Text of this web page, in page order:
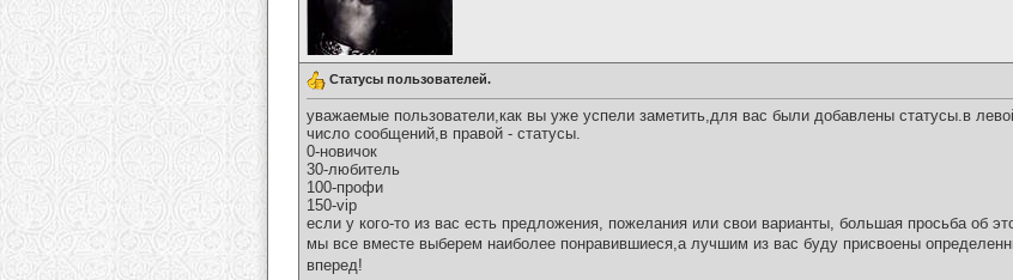
Статусы пользователей.
уважаемые пользователи,как вы уже успели заметить,для вас были добавлены статусы.в
число сообщений,в правой - статусы.
0-новичок
30-любитель
100-профи
150-vip
если у кого-то из вас есть предложения, пожелания или свои варианты, большая просьба об
мы все вместе выберем наиболее понравившиеся,а лучшим из вас буду присвоены
вперед!